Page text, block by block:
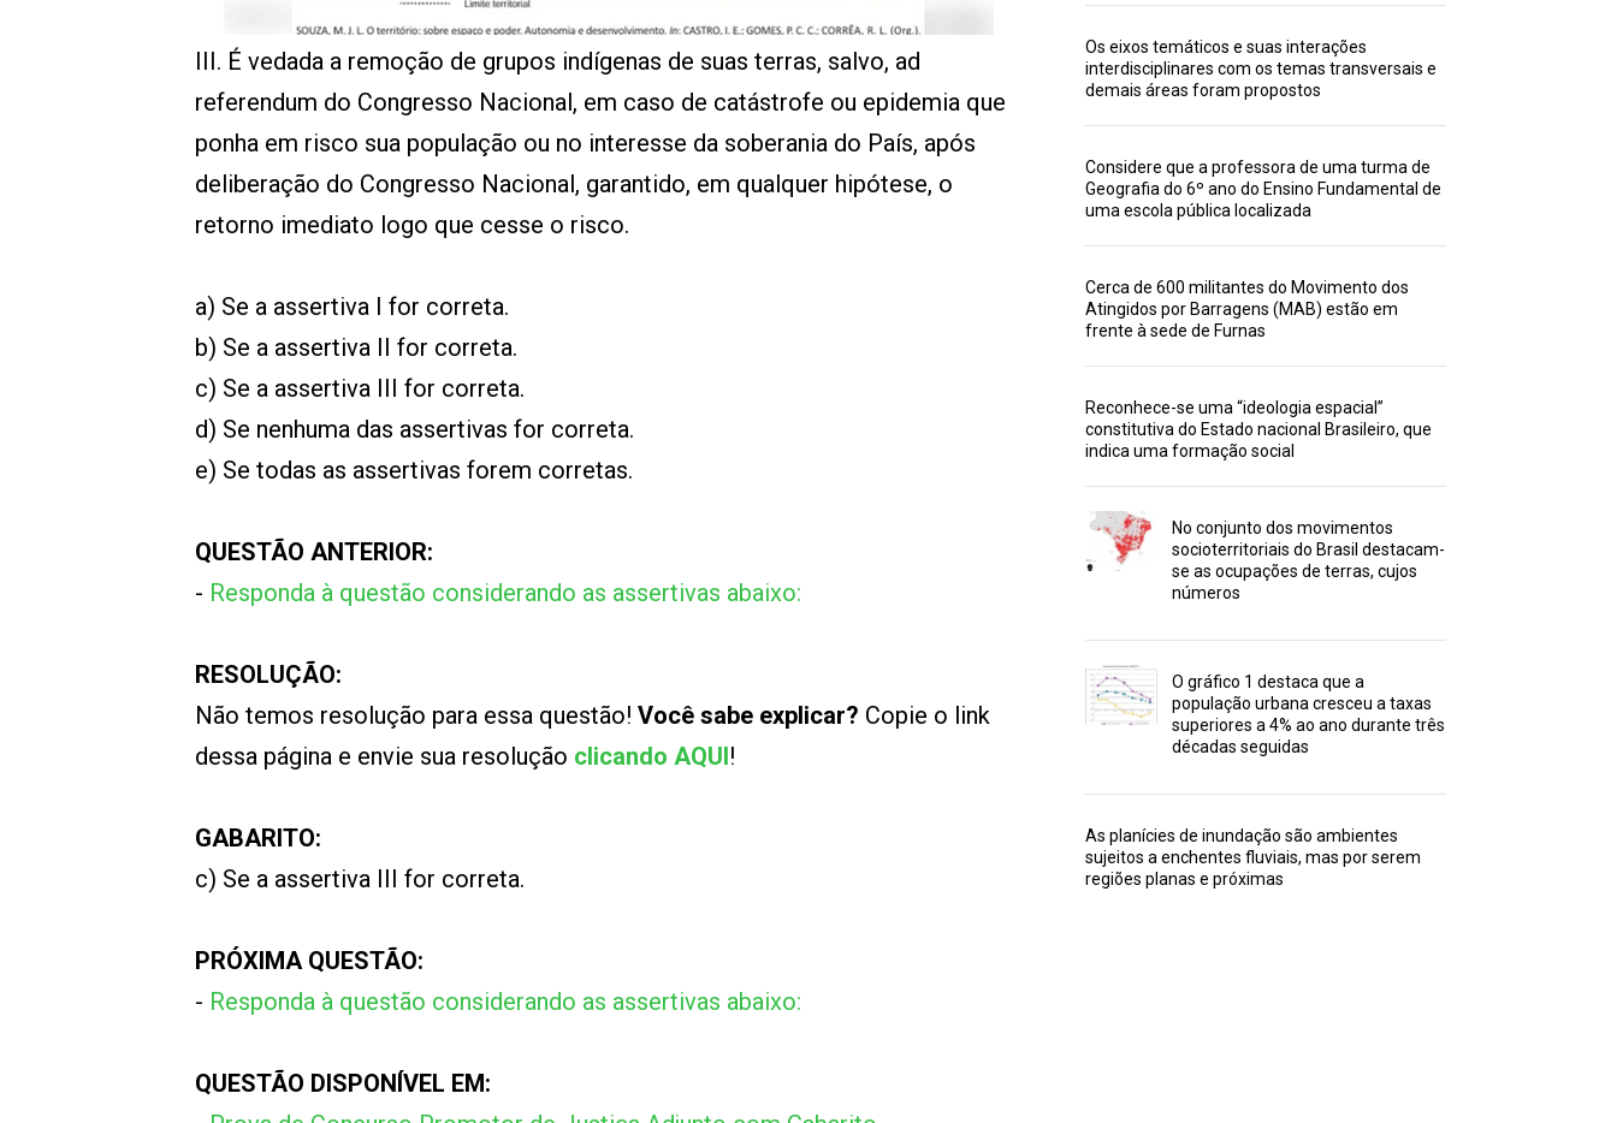
III. É vedada a remoção de grupos indígenas de suas terras, salvo, ad
referendum do Congresso Nacional, em caso de catástrofe ou epidemia que
ponha em risco sua população ou no interesse da soberania do País, após
deliberação do Congresso Nacional, garantido, em qualquer hipótese, o
retorno imediato logo que cesse o risco.
a) Se a assertiva I for correta.
b) Se a assertiva II for correta.
c) Se a assertiva III for correta.
d) Se nenhuma das assertivas for correta.
e) Se todas as assertivas forem corretas.
QUESTÃO ANTERIOR:
- Responda à questão considerando as assertivas abaixo:
RESOLUÇÃO:
Não temos resolução para essa questão! Você sabe explicar? Copie o link
dessa página e envie sua resolução clicando AQUI!
GABARITO:
c) Se a assertiva III for correta.
PRÓXIMA QUESTÃO:
- Responda à questão considerando as assertivas abaixo:
QUESTÃO DISPONÍVEL EM:
Os eixos temáticos e suas interações
interdisciplinares com os temas transversais e
demais áreas foram propostos
Considere que a professora de uma turma de
Geografia do 6º ano do Ensino Fundamental de
uma escola pública localizada
Cerca de 600 militantes do Movimento dos
Atingidos por Barragens (MAB) estão em
frente à sede de Furnas
Reconhece-se uma “ideologia espacial”
constitutiva do Estado nacional Brasileiro, que
indica uma formação social
No conjunto dos movimentos
socioterritoriais do Brasil destacam-
se as ocupações de terras, cujos
números
O gráfico 1 destaca que a
população urbana cresceu a taxas
superiores a 4% ao ano durante três
décadas seguidas
As planícies de inundação são ambientes
sujeitos a enchentes fluviais, mas por serem
regiões planas e próximas